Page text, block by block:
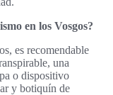
en los Vosgos?
es recomendable
una
o dispositivo
y botiquín de